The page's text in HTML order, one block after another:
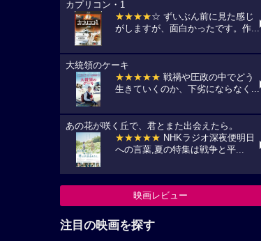
カプリコン・1
★★★★☆ ずいぶん前に見た感じ
がしますが、面白かったです。作...
大統領のケーキ
★★★★★ 戦禍や圧政の中でどう
生きていくのか、下劣にならなく...
あの花が咲く丘で、君とまた出会えたら。
★★★★★ NHKラジオ深夜便明日
への言葉,夏の特集は戦争と平...
映画レビュー
注目の映画を探す